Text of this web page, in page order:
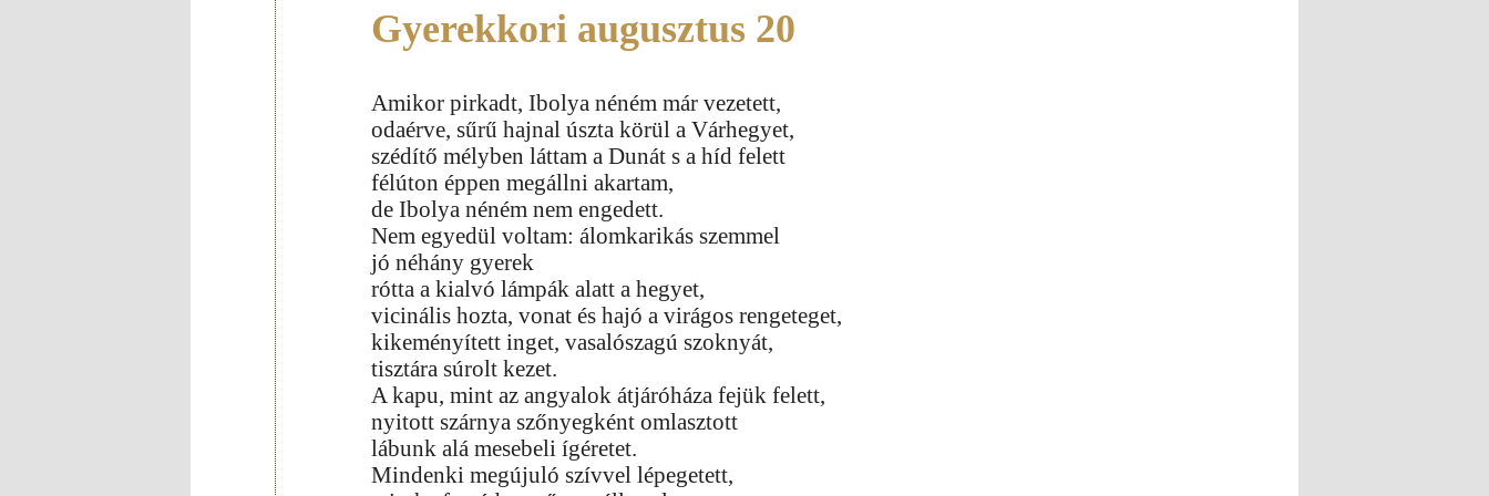
Gyerekkori augusztus 20
Amikor pirkadt, Ibolya néném már vezetett,
odaérve, sűrű hajnal úszta körül a Várhegyet,
szédítő mélyben láttam a Dunát s a híd felett
félúton éppen megállni akartam,
de Ibolya néném nem engedett.
Nem egyedül voltam: álomkarikás szemmel
jó néhány gyerek
rótta a kialvó lámpák alatt a hegyet,
vicinális hozta, vonat és hajó a virágos rengeteget,
kikeményített inget, vasalószagú szoknyát,
tisztára súrolt kezet.
A kapu, mint az angyalok átjáróháza fejük felett,
nyitott szárnya szőnyegként omlasztott
lábunk alá mesebeli ígéretet.
Mindenki megújuló szívvel lépegetett,